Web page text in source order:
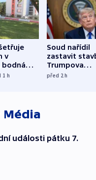
v
bodná
něm
1 h
Soud nařídil
zastavit
Trumpova
tanečního
před 2h
Média
události pátku 7.